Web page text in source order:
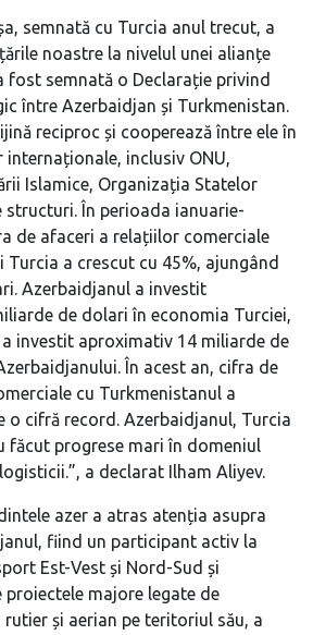
semnată cu Turcia anul trecut, a
noastre la nivelul unei alianțe
fost semnată o Declarație privind
între Azerbaidjan și Turkmenistan.
reciproc și cooperează între ele în
inclusiv ONU,
Islamice, Organizația Statelor
structuri. În perioada ianuarie-
de afaceri a relațiilor comerciale
a crescut cu 45%, ajungând
Azerbaidjanul a investit
de dolari în economia Turciei,
investit aproximativ 14 miliarde de
În acest an, cifra de
cu Turkmenistanul a
o cifră record. Azerbaidjanul, Turcia
făcut progrese mari în domeniul
a declarat Ilham Aliyev.
azer a atras atenția asupra
fiind un participant activ la
Est-Vest și Nord-Sud și
majore legate de
și aerian pe teritoriul său, a